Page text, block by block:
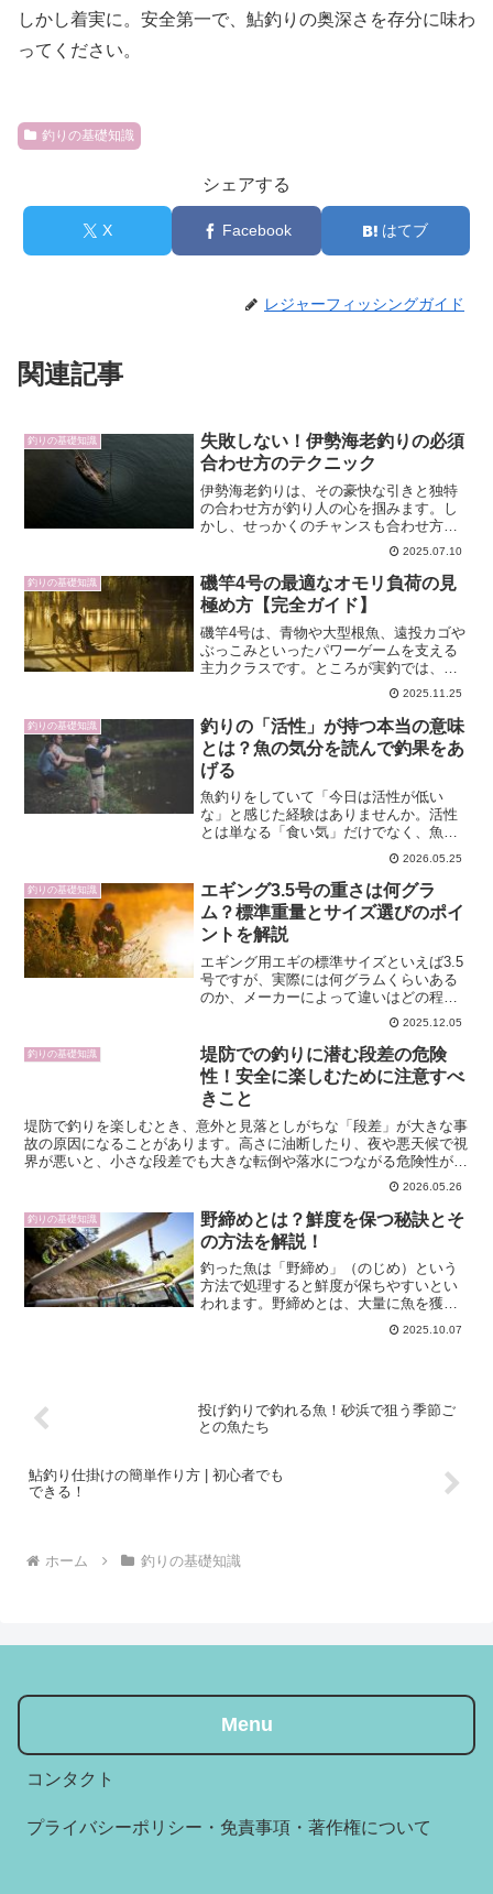
しかし着実に。安全第一で、鮎釣りの奥深さを存分に味わ
ってください。
釣りの基礎知識
シェアする
X Facebook はてブ
レジャーフィッシングガイド
関連記事
釣りの基礎知識
失敗しない！伊勢海老釣りの必須
合わせ方のテクニック
伊勢海老釣りは、その豪快な引きと独特
の合わせ方が釣り人の心を掴みます。し
かし、せっかくのチャンスも合わせ方を
間違えると、伊勢海老を逃してしまうこ
とも。本記事では、伊勢海老釣りの基礎
知識から仕掛け作り、効果的な合わせ
方、各地の有名スポットやル...
2025.07.10
釣りの基礎知識
磯竿4号の最適なオモリ負荷の見
極め方【完全ガイド】
磯竿4号は、青物や大型根魚、遠投カゴや
ぶっこみといったパワーゲームを支える
主力クラスです。ところが実釣では、表
記のオモリ負荷だけを頼りにすると、投
げにくい、飛ばない、破損が不安などの
ギャップが生まれがちです。本記事で
は、磯竿4号のオモリ負荷...
2025.11.25
釣りの基礎知識
釣りの「活性」が持つ本当の意味
とは？魚の気分を読んで釣果をあ
げる
魚釣りをしていて「今日は活性が低い
な」と感じた経験はありませんか。活性
とは単なる「食い気」だけでなく、魚の
動き・環境・季節など複数の要素が絡み
合った状態を指します。この記事では、
「釣り 活性 意味」というキーワードが気
になるあなたに向けて、...
2026.05.25
釣りの基礎知識
エギング3.5号の重さは何グラ
ム？標準重量とサイズ選びのポイ
ントを解説
エギング用エギの標準サイズといえば3.5
号ですが、実際には何グラムくらいある
のか、メーカーによって違いはどの程度
あるのか、気になっている方は多いと思
います。重さが分からないと、ロッドと
の相性や飛距離、フォールスピードのイ
メージがつかみにくく...
2025.12.05
釣りの基礎知識
堤防での釣りに潜む段差の危険
性！安全に楽しむために注意すべ
きこと
堤防で釣りを楽しむとき、意外と見落としがちな「段差」が大きな事
故の原因になることがあります。高さに油断したり、夜や悪天候で視
界が悪いと、小さな段差でも大きな転倒や落水につながる危険性が高
まります。最新情報をもとに、段差の危険性を正しく理解し...2026.05.26
釣りの基礎知識
野締めとは？鮮度を保つ秘訣とそ
の方法を解説！
釣った魚は「野締め」（のじめ）という
方法で処理すると鮮度が保ちやすいとい
われます。野締めとは、大量に魚を獲っ
た場で氷水につけて素早く冷却し、鮮度
低下を抑える伝統的な技術です。この記
2025.10.07
投げ釣りで釣れる魚！砂浜で狙う季節ご
との魚たち
鮎釣り仕掛けの簡単作り方 | 初心者でも
できる！
ホーム 釣りの基礎知識
Menu
コンタクト
プライバシーポリシー・免責事項・著作権について